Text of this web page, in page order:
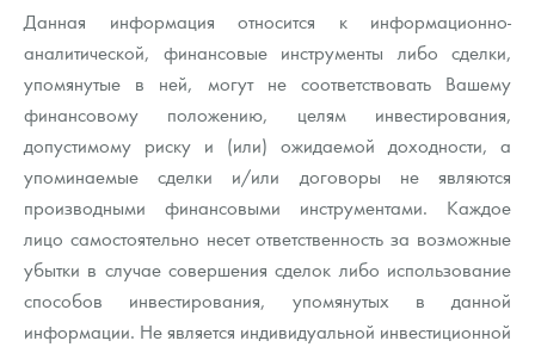
Данная информация относится к информационно-
аналитической, финансовые инструменты либо сделки,
упомянутые в ней, могут не соответствовать Вашему
финансовому положению, целям инвестирования,
допустимому риску и (или) ожидаемой доходности, а
упоминаемые сделки и/или договоры не являются
производными финансовыми инструментами. Каждое
лицо самостоятельно несет ответственность за возможные
убытки в случае совершения сделок либо использование
способов инвестирования, упомянутых в данной
информации. Не является индивидуальной инвестиционной